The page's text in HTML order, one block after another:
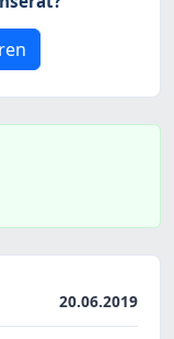
20.06.2019